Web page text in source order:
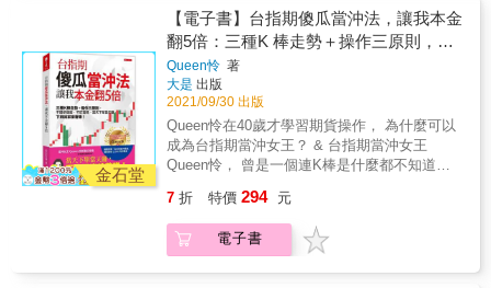
漲、小漲、大跌、小跌，還是盤整等，而規劃
設計出不同的交易組合。【本書特色】1.一次
弄懂選擇權基本觀念 構成選擇權的三大要
素：標的物、履約價、到期時間 選擇權交易
基本四式：「買權」、「賣權」、「買入」、
「賣出」，在組合中打造最佳獲利 選擇權商
品多樣，常見有「個股選擇權」、「外匯選擇
權」、「利率選擇權」，還有「新奇選擇
母透露價格變動的方向， 交易前先分析、管控
選擇權的交易風險2.不藏私！一次揭露不敗選
擇權交易竅門 分散風險，穩當投資第一步
市場多空皆能投資，教你選擇權交易獲利策略
方」（也就是「賣出選擇權」），那麼這時候
你就好比是保險公司，是收取保費、承擔風險
的一方；而保險公司所承擔的風險，將會隨著
時間的流逝，呈現遞減的狀態。這也就是說，
一旦你承保的時間到了，選擇權的「買方」沒
有發生任何意外，你就可以把保險費（權利
金）全部收走；這就叫做：賺取「時間價
值」。5.多樣化的交易策略： 如果曾經嘗試以
信用交易買賣股票的投資朋友，應該都遇過或
聽過無法融券放空的時機；這時候，不管你的
則，你就是無法放空獲利。但是，在選擇權市
場，你可以透過買進賣權、或賣出買權來驗證
你看空的眼光。此外，選擇權這項投資工具，
議別立刻繳錢？ & ‧股票沒有持有限制（你可以
放一輩子都不賣），但台指期有買賣到期日，
每月第三週的星期三就是結算日。如果到期日
前想要延長交易（跨月交易）怎麼辦？ 本書也
有撇步。 ◎ 不會看財報沒關係，懂這九大
盤勢圖，年報酬率直上30% & ‧台指期的行情重
複性高，只要熟記９大盤勢， 包括開平走平、
開平走高、開平走低、開高走平等， 出現什麼
行情就按表操作，讓你年報酬率直上30％。 & ‧
K線我懂，紅色、黑色我也會分辨，但要用在
哪？怎麼解讀？ 用12個常見走勢變化，教你這
樣掌握變動超過千點的大行情！ & && 本書並
加碼送台指期入門投資線上課程（一堂課價值
獲利就可超過5,000元！ 交易門檻低，不用5萬
元就進場投資。 & ‧交易時間比台股早15分鐘開
始（8:45），晚15分鐘收盤，還有夜盤時段，
只要有時間，隨時都可進場投資， 即使是忙碌
的上班族、家庭主婦，都可以輕鬆駕馭。 & ◎
從開戶到下單，第一次買賣就獲利 & ‧從開戶、
入金、出金到下單，所有關於買賣台指期的專
用術語， 例如平倉、結倉、凹單、結算等，用
清楚解析： 如果現在就要買到，就用市價單；
賣就獲利結清，就選收盤市價單。 & ‧交易台指
期有保證金制度，如何善加利用這個制度？ 萬
一誤判行情而收到追繳通知時，為什麼作者建
經驗，整理的台指期傻瓜當沖法， 更有上過她
的課的學員，在僅僅兩個月內， 就從賠三十幾
萬元，變成倒賺10萬元！（而且每天操作不到2
小時！） & 只要觀察三種K棒走勢，加上操作
三原則， 不必鑽研個股、不盯籌碼，上班下班
能賺： 台指期的漲跌是看臺灣加權股價指數，
投資人不必煩惱要選哪支標的。 資金少的人還
能以小搏大，目前交易一口小台，不到5萬元就
能開始； 加上交易成本比股票低（股票證交稅
又夠大，不怕會像股票一樣賣不掉。 & 台指期
還有夜盤交易（下午3點到隔天早上5點）， 下
班之後照樣能看盤賺錢！ & ◎當沖女王的「等
金石堂
【電子書】台指期傻瓜當沖法，讓我本金
翻5倍：三種K 棒走勢＋操作三原則，不
鑽研個股、不盯籌碼，當天下單當天賺，
下班回家接著賺！
Queen怜 著
大是 出版
2021/09/30 出版
Queen怜在40歲才學習期貨操作， 為什麼可以
成為台指期當沖女王？ & 台指期當沖女王
Queen怜， 曾是一個連K棒是什麼都不知道的
去上課，結果賠了一百多萬元&hellip;&hellip; &
個性不服輸的她，發憤自學、拜師求指導， 短
短一個月，就用本金50萬元賺到102萬元， 隔
7 折 特價 294 元
電子書